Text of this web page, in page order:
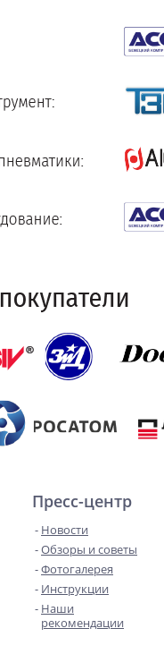
Пресс-центр
Новости
Обзоры и советы
Фотогалерея
Инструкции
Наши
рекомендации